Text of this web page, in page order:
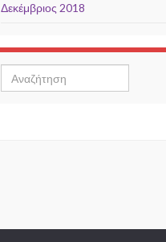
Δεκέμβριος 2018
Search for: